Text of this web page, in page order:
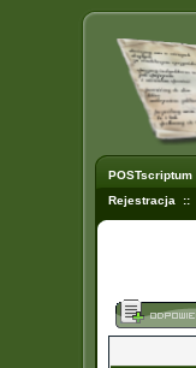
POSTscriptum
Rejestracja ::